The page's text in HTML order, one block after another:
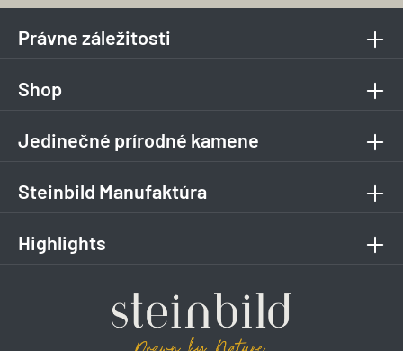
Právne záležitosti
Shop
Jedinečné prírodné kamene
Steinbild Manufaktúra
Highlights